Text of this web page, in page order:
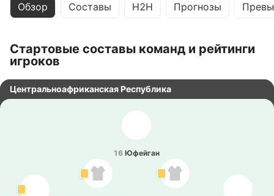
Обзор Составы H2H Прогнозы
Стартовые составы команд и рейтинги
игроков
Центральноафриканская Республика
16 Юфей­ган